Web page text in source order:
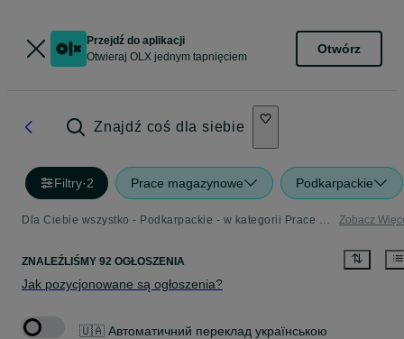
Przejdź do aplikacji
Otwieraj OLX jednym tapnięciem
Otwórz
Znajdź coś dla siebie
Filtry·2 Prace magazynowe Podkarpackie
Dla Ciebie wszystko - Podkarpackie - w kategorii Prace magazynowe Zobacz
ZNALEŹLIŚMY 92 OGŁOSZENIA
Jak pozycjonowane są ogłoszenia?
🇺🇦 Автоматичний переклад українською